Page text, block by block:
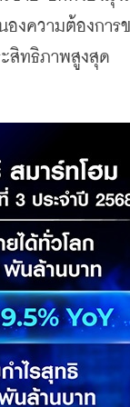
ความต้องการ
สิทธิภาพสูงสุด